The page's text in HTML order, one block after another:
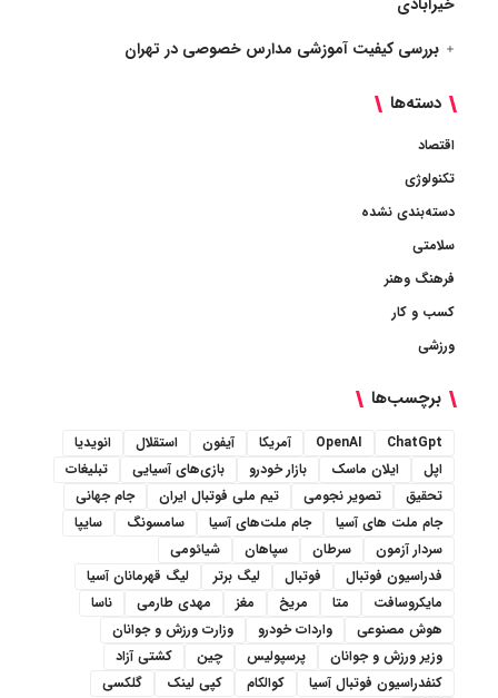
بررسی کیفیت آموزشی مدارس خصوصی در تهران
دسته‌ها
اقتصاد
تکنولوژی
دسته‌بندی نشده
سلامتی
فرهنگ وهنر
کسب و کار
ورزشی
برچسب‌ها
ChatGpt
OpenAI آمریکا آیفون استقلال
انویدیا
اپل
ایلان ماسک بازار خودرو بازی‌های آسیایی
تبلیغات
تحقیق
تصویر نجومی تیم ملی فوتبال ایران
جام جهانی
جام ملت های آسیا
جام ملت‌های آسیا سامسونگ
سایپا
سردار آزمون
سرطان سپاهان
شیائومی
فدراسیون فوتبال
فوتبال لیگ برتر
لیگ قهرمانان آسیا
مایکروسافت
متا مریخ مغز مهدی طارمی
ناسا
هوش مصنوعی
واردات خودرو
وزارت ورزش و جوانان
وزیر ورزش و جوانان
پرسپولیس چین
کشتی آزاد
کنفدراسیون فوتبال آسیا
کوالکام کپی لینک
گلکسی